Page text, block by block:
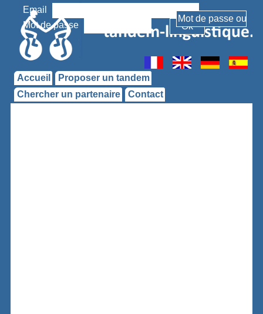
Email
Mot de passe
Accueil
Proposer un tandem
Chercher un partenaire
Contact